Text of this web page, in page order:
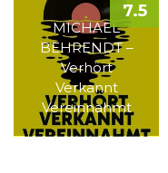
MICHAEL
BEHRENDT –
Verhört
Verkannt
Vereinnahmt
7.5